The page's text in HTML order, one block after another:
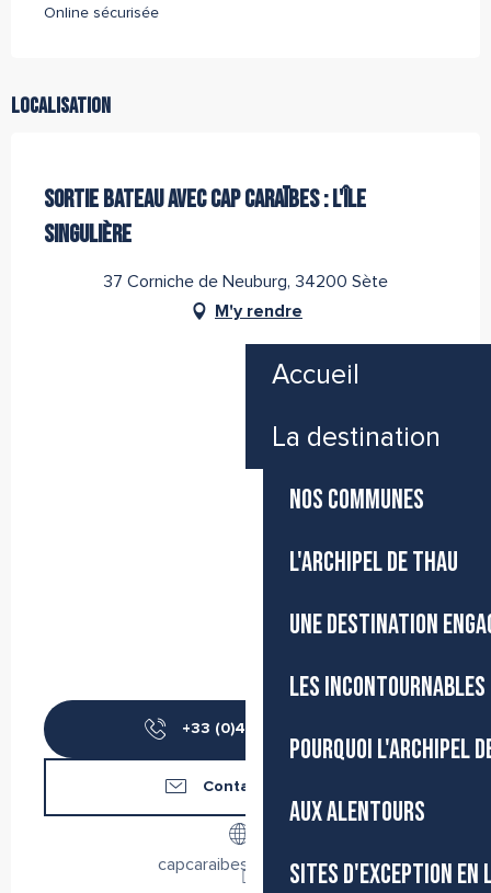
Accueil
La destination
NOS COMMUNES
L'ARCHIPEL DE THAU
UNE DESTINATION
LES
POURQUOI L'ARCHIPEL
AUX ALENTOURS
SITES D'EXCEPTION EN
Online sécurisée
Localisation
SORTIE BATEAU AVEC CAP CARAÏBES : L'ÎLE
SINGULIÈRE
37 Corniche de Neuburg, 34200 Sète
M'y rendre
+33 (0)4 99 04 07
Contactez-nous
capcaraibes-loisirs.com